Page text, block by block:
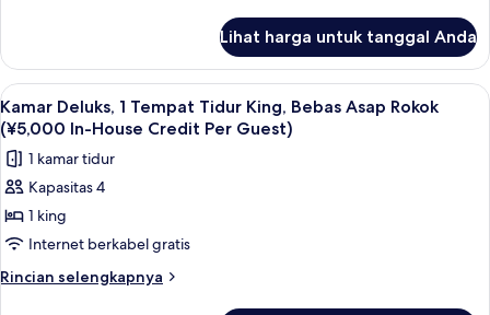
Asap
Rokok
(The
Main,Bathroom
With
A
Washing
Area)
Kamar
Deluks,
Beberapa
Tempat
Tidur,
Bebas
Asap
(The
Main,Bathroom
A
Lihat harga untuk tanggal Anda
Lihat
semua
foto
untuk
Kamar
Deluks,
1
Tempat
Selimut bulu angsa, brankas, meja
4
Kamar Deluks, 1 Tempat Tidur King, Bebas Asap Rokok
(¥5,000 In-House Credit Per Guest)
1 kamar tidur
Kapasitas 4
1 king
Internet berkabel gratis
Rincian selengkapnya
Rincian